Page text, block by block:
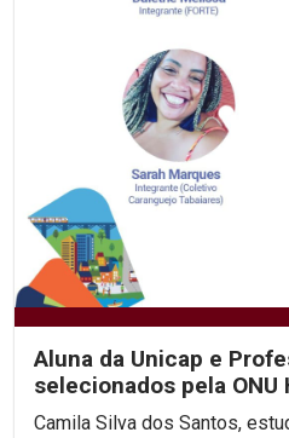
Aluna da Unicap e
selecionados pela ONU
discutir...
Camila Silva dos Santos,